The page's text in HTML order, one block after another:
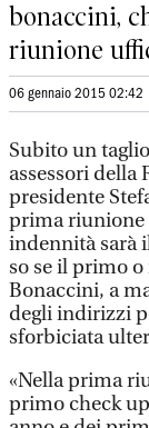
bonaccini,
riunione
06 gennaio 2015 02:42
Subito un
assessori della
presidente
prima riunione
indennità sarà
so se il primo
Bonaccini, a
degli indirizzi
sforbiciata
«Nella prima
primo check